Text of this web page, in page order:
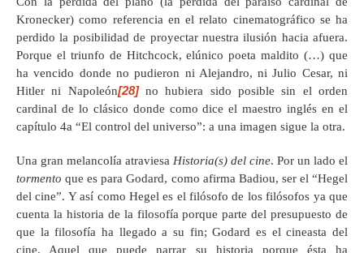
Kronecker) como referencia en el relato cinematográfico se ha
perdido la posibilidad de proyectar nuestra ilusión hacia afuera.
Porque el triunfo de Hitchcock, elúnico poeta maldito (…) que
ha vencido donde no pudieron ni Alejandro, ni Julio Cesar, ni
Hitler ni Napoleón[28]no hubiera sido posible sin el orden
cardinal de lo clásico donde como dice el maestro inglés en el
capítulo 4a “El control del universo”: a una imagen sigue la otra.
Una gran melancolía atraviesa Historia(s) del cine. Por un lado el
tormento que es para Godard, como afirma Badiou, ser el “Hegel
del cine”. Y así como Hegel es el filósofo de los filósofos ya que
cuenta la historia de la filosofía porque parte del presupuesto de
que la filosofía ha llegado a su fin; Godard es el cineasta del
cine. Aquel que puede narrar su historia porque ésta ha